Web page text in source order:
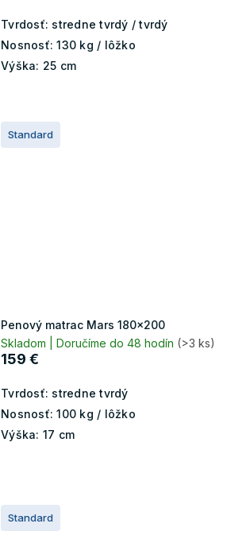
Tvrdosť: stredne tvrdý / tvrdý
Nosnosť: 130 kg / lôžko
Výška: 25 cm
Standard
Penový matrac Mars 180x200
Skladom | Doručíme do 48 hodín (>3 ks)
159 €
Tvrdosť: stredne tvrdý
Nosnosť: 100 kg / lôžko
Výška: 17 cm
Standard